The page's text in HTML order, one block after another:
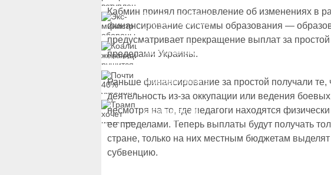
НАТО и предлагает
другие варианты
Экс-министр обороны
и бывший секретарь
СНБО Умеров получил
новую "вкусную"
должность
Коалиция желающих
рушится из-за ухода
двух главных
планируют сменить
работу
Трамп хочет изменить
законопроект об
"адских санкциях"
против России
Кабмин принял постановление об изменениях в
финансирование системы образования —
предусматривает прекращение выплат за
пределами Украины.
Раньше финансирование за простой получали
деятельность из-за оккупации или ведения
несмотря на то, где педагоги находятся
ее пределами. Теперь выплаты будут получать
стране, только на них местным бюджетам
субвенцию.